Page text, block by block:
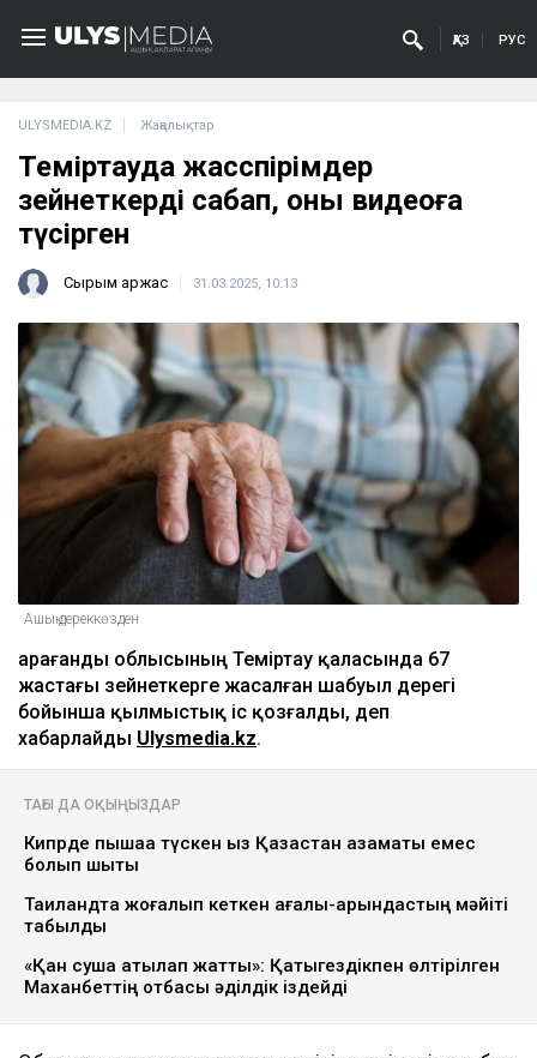
ҚАЗ РУС
ULYSMEDIA.KZ Жаңалықтар
Теміртауда жасөспірімдер
зейнеткерді сабап, оны видеоға
түсірген
Сырым Қаржас 31.03.2025, 10:13
Ашық дереккөзден
Қарағанды облысының Теміртау қаласында 67
жастағы зейнеткерге жасалған шабуыл дерегі
бойынша қылмыстық іс қозғалды, деп
хабарлайды Ulysmedia.kz.
ТАҒЫ ДА ОҚЫҢЫЗДАР
Кипрде пышаққа түскен қыз Қазақстан азаматы емес
болып шықты
Таиландта жоғалып кеткен ағалы-қарындастың мәйіті
табылды
«Қан суша атқылап жатты»: Қатыгездікпен өлтірілген
Маханбеттің отбасы әділдік іздейді